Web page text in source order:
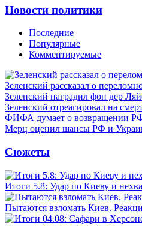
Новости политики
Последние
Популярные
Комментируемые
Зеленский рассказал о
Зеленский наградил фон дер
Зеленский отреагировал на
ФИФА думает о возвращении
Мерц оценил шансы РФ и
Сюжеты
Итоги 5.8: Удар по Киеву и
Пытаются взломать Киев.